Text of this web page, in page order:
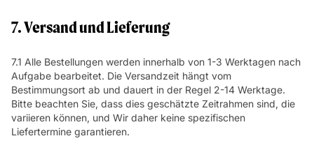
7. Versand und Lieferung
7.1 Alle Bestellungen werden innerhalb von 1-3 Werktagen nach
Aufgabe bearbeitet. Die Versandzeit hängt vom
Bestimmungsort ab und dauert in der Regel 2-14 Werktage.
Bitte beachten Sie, dass dies geschätzte Zeitrahmen sind, die
variieren können, und Wir daher keine spezifischen
Liefertermine garantieren.